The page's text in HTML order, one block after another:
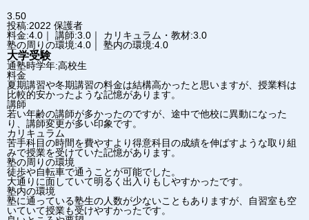
3.50
投稿:2022 保護者
料金:4.0｜ 講師:3.0｜ カリキュラム・教材:3.0
塾の周りの環境:4.0｜ 塾内の環境:4.0
大学受験
通塾時学年:高校生
料金
夏期講習や冬期講習の料金は結構高かったと思いますが、授業料は
比較的安かったような記憶があります。
講師
若い年齢の講師が多かったのですが、途中で他校に異動になった
り、講師変更が多い印象です。
カリキュラム
苦手科目の時間を費やすより得意科目の成績を伸ばすような取り組
みで授業を受けていた記憶があります。
塾の周りの環境
徒歩や自転車で通うことが可能でした。
大通りに面していて明るく出入りもしやすかったです。
塾内の環境
塾に通っている塾生の人数が少ないこともありますが、自習室も空
いていて授業も受けやすかったです。